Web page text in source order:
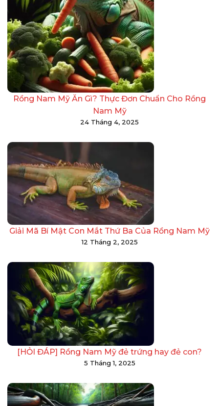
Rồng Nam Mỹ Ăn Gì? Thực Đơn Chuẩn Cho Rồng
Nam Mỹ
24 Tháng 4, 2025
Giải Mã Bí Mật Con Mắt Thứ Ba Của Rồng Nam Mỹ
12 Tháng 2, 2025
[HỎI ĐÁP] Rồng Nam Mỹ đẻ trứng hay đẻ con?
5 Tháng 1, 2025